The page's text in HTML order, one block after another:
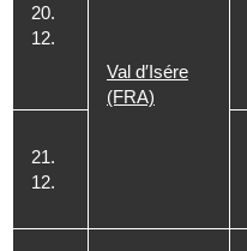
20.
12.
Val d′Isére
(FRA)
21.
12.